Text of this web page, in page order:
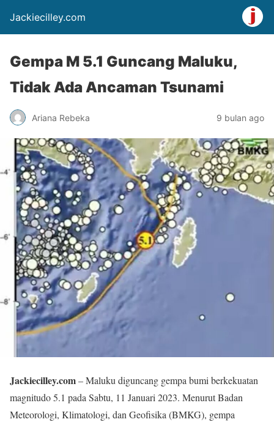
Jackiecilley.com
Gempa M 5.1 Guncang Maluku,
Tidak Ada Ancaman Tsunami
Ariana Rebeka 9 bulan ago
Jackiecilley.com– Maluku diguncang gempa bumi berkekuatan
magnitudo 5.1 pada Sabtu, 11 Januari 2023. Menurut Badan
Meteorologi, Klimatologi, dan Geofisika (BMKG), gempa